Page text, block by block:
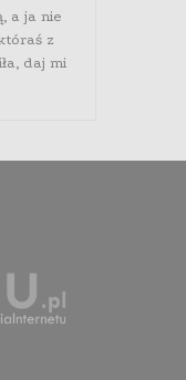
a ja nie
z
daj mi